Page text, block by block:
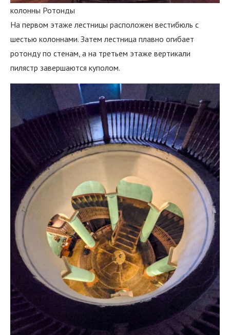
колонны Ротонды
На первом этаже лестницы расположен вестибюль с
шестью колоннами. Затем лестница плавно огибает
ротонду по стенам, а на третьем этаже вертикали
пилястр завершаются куполом.